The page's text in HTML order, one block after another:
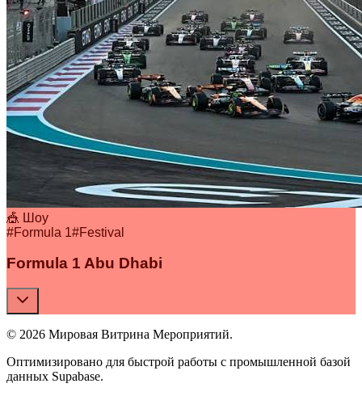
🎪 Шоу
#Formula 1#Festival
Formula 1 Abu Dhabi
© 2026 Мировая Витрина Мероприятий.
Оптимизировано для быстрой работы с промышленной базой
данных Supabase.